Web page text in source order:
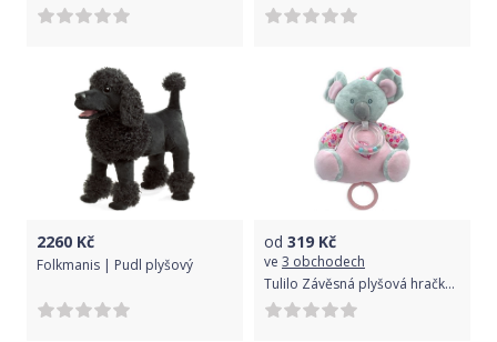
2260 Kč
Folkmanis | Pudl plyšový
od 319 Kč
ve 3 obchodech
Tulilo Závěsná plyšová hračka s chrastítkem Koala 18 cm - šedá/růžová